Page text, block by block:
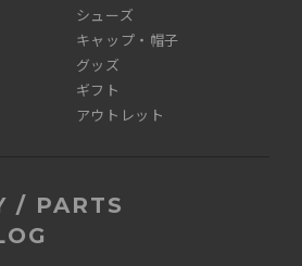
シューズ
キャップ・帽子
グッズ
ギフト
アウトレット
/ PARTS